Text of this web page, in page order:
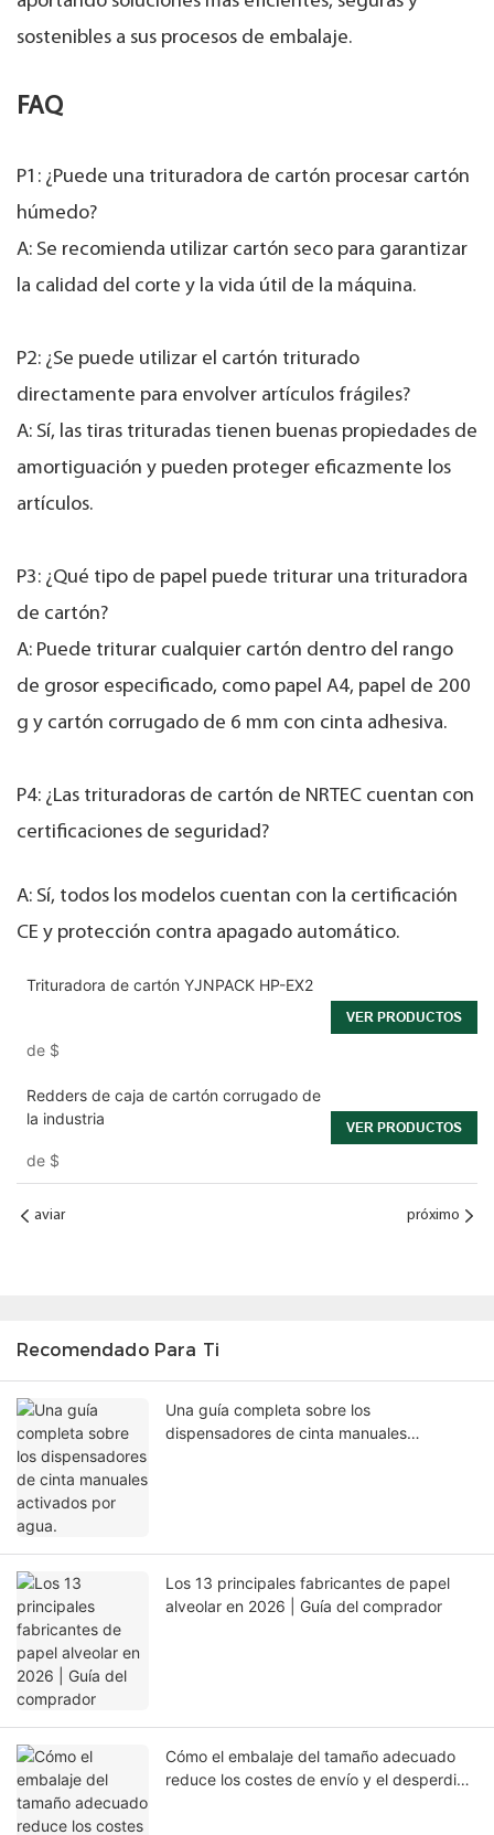
sostenibles a sus procesos de embalaje.
FAQ
P1: ¿Puede una trituradora de cartón procesar cartón
húmedo?
A: Se recomienda utilizar cartón seco para garantizar
la calidad del corte y la vida útil de la máquina.
P2: ¿Se puede utilizar el cartón triturado
directamente para envolver artículos frágiles?
A: Sí, las tiras trituradas tienen buenas propiedades de
amortiguación y pueden proteger eficazmente los
artículos.
P3: ¿Qué tipo de papel puede triturar una trituradora
de cartón?
A: Puede triturar cualquier cartón dentro del rango
de grosor especificado, como papel A4, papel de 200
g y cartón corrugado de 6 mm con cinta adhesiva.
P4: ¿Las trituradoras de cartón de NRTEC cuentan con
certificaciones de seguridad?
A: Sí, todos los modelos cuentan con la certificación
CE y protección contra apagado automático.
Trituradora de cartón YJNPACK HP-EX2
de $
VER PRODUCTOS
Redders de caja de cartón corrugado de
la industria
de $
VER PRODUCTOS
aviar próximo
Recomendado Para Ti
Una guía completa sobre los
dispensadores de cinta manuales
Los 13 principales fabricantes de papel
alveolar en 2026 | Guía del comprador
Cómo el embalaje del tamaño adecuado
reduce los costes de envío y el desperdicio